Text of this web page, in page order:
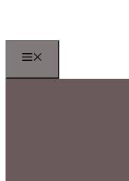
springen